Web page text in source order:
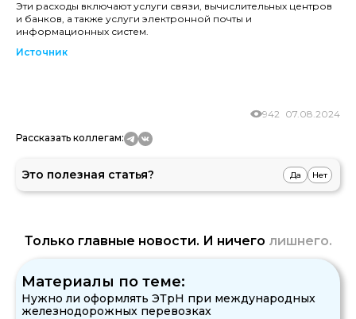
Эти расходы включают услуги связи, вычислительных центров
и банков, а также услуги электронной почты и
информационных систем.
Источник
07.08.2024
942
Рассказать коллегам:
Это полезная статья? Да Нет
Только главные новости. И ничего лишнего.
Материалы по теме:
Нужно ли оформлять ЭТрН при международных
железнодорожных перевозках